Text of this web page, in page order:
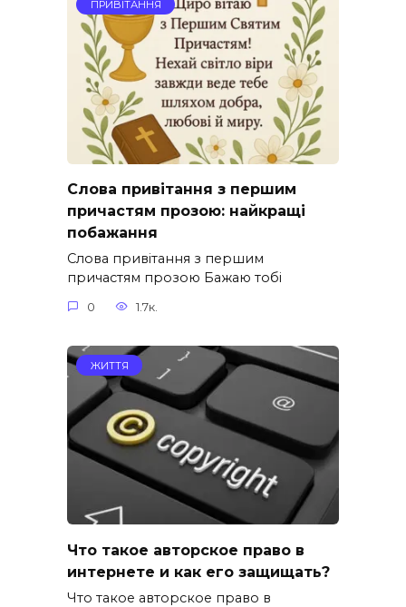
ПРИВІТАННЯ
Слова привітання з першим
причастям прозою: найкращі
побажання
Слова привітання з першим
причастям прозою Бажаю тобі
0 1.7к.
ЖИТТЯ
Что такое авторское право в
интернете и как его защищать?
Что такое авторское право в